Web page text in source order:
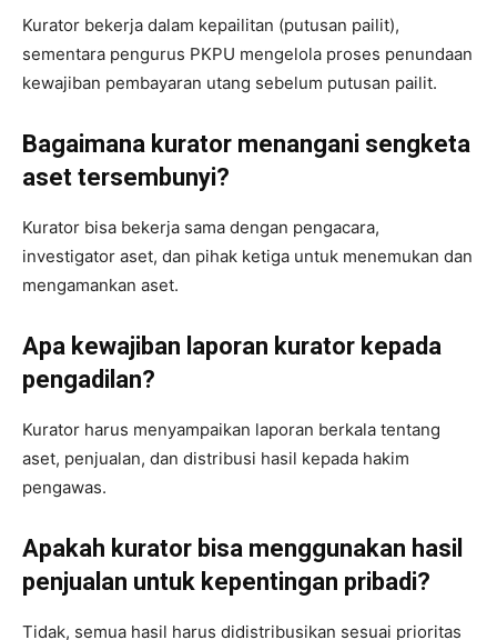
Kurator bekerja dalam kepailitan (putusan pailit),
sementara pengurus PKPU mengelola proses penundaan
kewajiban pembayaran utang sebelum putusan pailit.
Bagaimana kurator menangani sengketa
aset tersembunyi?
Kurator bisa bekerja sama dengan pengacara,
investigator aset, dan pihak ketiga untuk menemukan dan
mengamankan aset.
Apa kewajiban laporan kurator kepada
pengadilan?
Kurator harus menyampaikan laporan berkala tentang
aset, penjualan, dan distribusi hasil kepada hakim
pengawas.
Apakah kurator bisa menggunakan hasil
penjualan untuk kepentingan pribadi?
Tidak, semua hasil harus didistribusikan sesuai prioritas